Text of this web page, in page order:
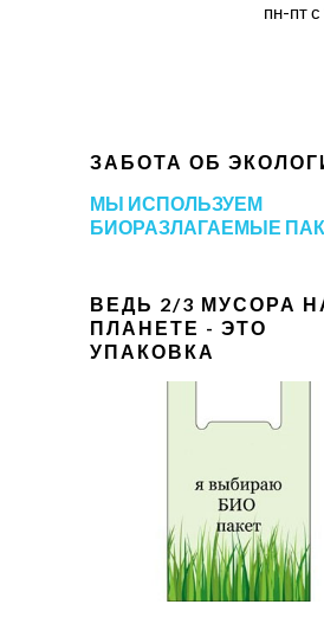
пн-пт
ЗАБОТА ОБ
МЫ ИСПОЛЬЗУЕМ
БИОРАЗЛАГАЕМЫЕ
ВЕДЬ 2/3 МУСОРА
ПЛАНЕТЕ - ЭТО
УПАКОВКА